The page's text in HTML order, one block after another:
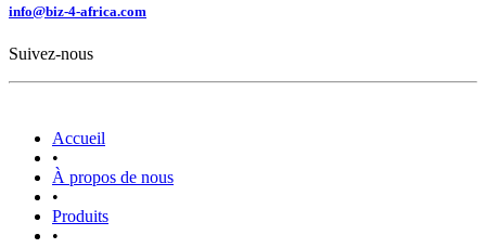
info@biz-4-africa.com
Suivez-nous
Accueil
•
À propos de nous
•
Produits
•